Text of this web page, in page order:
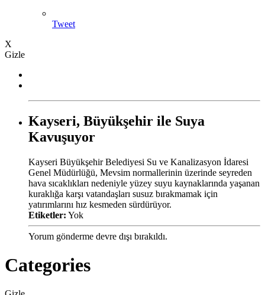
Tweet
X
Gizle
Kayseri, Büyükşehir ile Suya
Kavuşuyor
Kayseri Büyükşehir Belediyesi Su ve Kanalizasyon İdaresi
Genel Müdürlüğü, Mevsim normallerinin üzerinde seyreden
hava sıcaklıkları nedeniyle yüzey suyu kaynaklarında yaşanan
kuraklığa karşı vatandaşları susuz bırakmamak için
yatırımlarını hız kesmeden sürdürüyor.
Etiketler: Yok
Yorum gönderme devre dışı bırakıldı.
Categories